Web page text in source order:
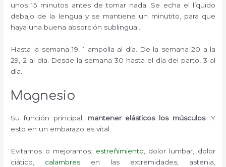
unos 15 minutos antes de tomar nada. Se echa el líquido
debajo de la lengua y se mantiene un minutito, para que
haya una buena absorción sublingual.
Hasta la semana 19, 1 ampolla al día. De la semana 20 a la
29, 2 al día. Desde la semana 30 hasta el día del parto, 3 al
día.
Magnesio
Su función principal: mantener elásticos los músculos. Y
esto en un embarazo es vital.
Evitamos o mejoramos: estreñimiento , dolor lumbar, dolor
ciático, calambres en las extremidades, astenia,